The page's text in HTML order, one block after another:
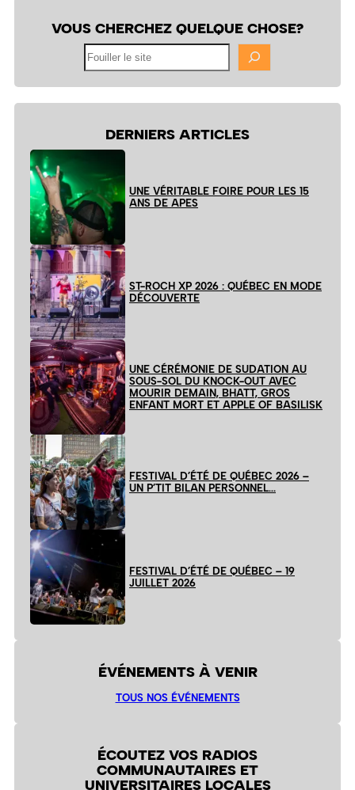
VOUS CHERCHEZ QUELQUE CHOSE?
DERNIERS ARTICLES
UNE VÉRITABLE FOIRE POUR LES 15
ANS DE APES
ST-ROCH XP 2026 : QUÉBEC EN MODE
DÉCOUVERTE
UNE CÉRÉMONIE DE SUDATION AU
SOUS-SOL DU KNOCK-OUT AVEC
MOURIR DEMAIN, BHATT, GROS
ENFANT MORT ET APPLE OF BASILISK
FESTIVAL D’ÉTÉ DE QUÉBEC 2026 –
UN P’TIT BILAN PERSONNEL…
FESTIVAL D’ÉTÉ DE QUÉBEC – 19
JUILLET 2026
ÉVÉNEMENTS À VENIR
TOUS NOS ÉVÉNEMENTS
ÉCOUTEZ VOS RADIOS
COMMUNAUTAIRES ET
UNIVERSITAIRES LOCALES